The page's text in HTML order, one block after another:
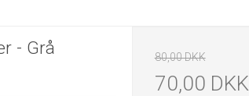
- Grå 80,00 DKK
70,00 DKK